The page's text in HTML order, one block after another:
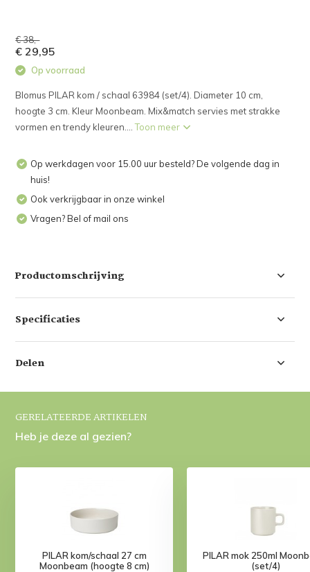
€ 38,-
€ 29,95
Op voorraad
Blomus PILAR kom / schaal 63984 (set/4). Diameter 10 cm,
hoogte 3 cm. Kleur Moonbeam. Mix&match servies met strakke
vormen en trendy kleuren....Toon meer
Op werkdagen voor 15.00 uur besteld? De volgende dag in
huis!
Ook verkrijgbaar in onze winkel
Vragen? Bel of mail ons
Productomschrijving
Specificaties
Delen
GERELATEERDE ARTIKELEN
Heb je deze al gezien?
PILAR kom/schaal 27 cm
Moonbeam (hoogte 8 cm)
PILAR mok 250ml
(set/4)